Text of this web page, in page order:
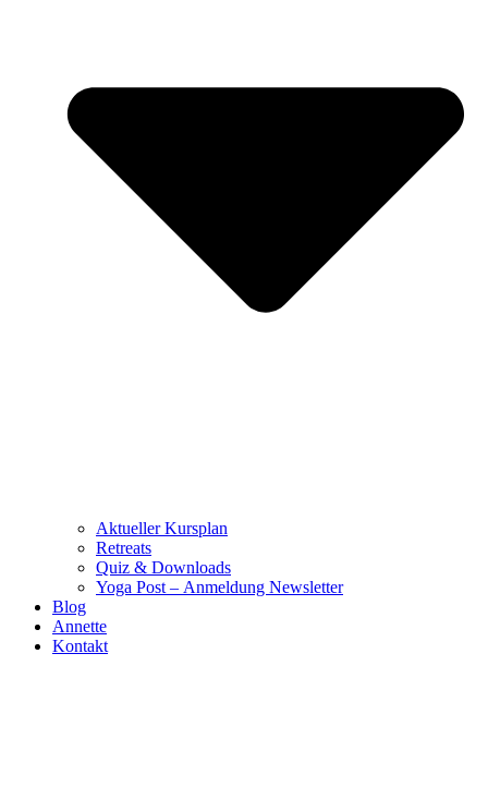
Aktueller Kursplan
Retreats
Quiz & Downloads
Yoga Post – Anmeldung Newsletter
Blog
Annette
Kontakt